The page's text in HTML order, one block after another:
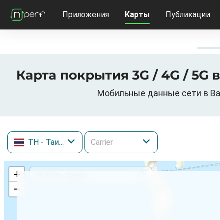
Приложения Карты Публикации
Карта покрытия 3G / 4G / 5G
Мобильные данные сети в
TH - Таиланд
+
−